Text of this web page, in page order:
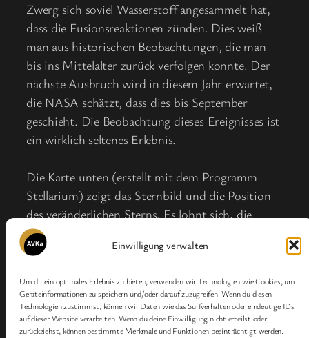
Einwilligung verwalten
Um dir ein optimales Erlebnis zu bieten, verwenden wir Technologien wie Cookies, um
Geräteinformationen zu speichern und/oder darauf zuzugreifen. Wenn du diesen
Technologien zustimmst, können wir Daten wie das Surfverhalten oder eindeutige IDs
auf dieser Website verarbeiten. Wenn du deine Einwilligung nicht erteilst oder
zurückziehst, können bestimmte Merkmale und Funktionen beeinträchtigt werden.
Zwerg sich soviel Wasserstoff angesammelt hat,
dass die Fusionsreaktionen zünden. Dies weiß
man aus historischen Beobachtungen, die man
bis ins Mittelalter zurück verfolgen konnte. Der
nächste Ausbruch wird in diesem Jahr erwartet,
die NASA schätzt, dass dies bis September
geschieht. Die Beobachtung dieses Ereignisses ist
ein wirklich seltenes Erlebnis.
Die Karte unten (erstellt mit dem Programm
Stellarium) zeigt das Sternbild und die Position
des veränderlichen Sterns. Es lohnt sich, die
nächsten Monate das Sternbild zu kontrollieren.
Teilen Sie diesen Beitrag…